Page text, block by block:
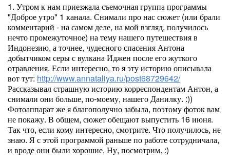
1. Утром к нам приезжала съемочная группа программы
"Доброе утро" 1 канала. Снимали про нас сюжет (или брали
комментарий - на самом деле, на мой взгляд, получилось
нечто промежуточное) на тему нашего путешествия в
Индонезию, а точнее, чудесного спасения Антона
добытчиком серы с вулкана Иджен после его жуткого
отравления. Если интересно, то я эту историю описывала
вот тут: http://www.annataliya.ru/post68729642/
Рассказывал страшную историю корреспондентам Антон, а
снимали они больше, по-моему, нашего Данилку. :))
Фотоаппарат же я благополучно забыла, поэтому фоток вам
не покажу. В общем, сюжет обещают выпустить 16 июня.
Так что, если кому интересно, смотрите. Что получилось, не
знаю. Я с этой программой раньше по работе сотрудничала,
и вроде они были хорошие. Ну, посмотрим. :)